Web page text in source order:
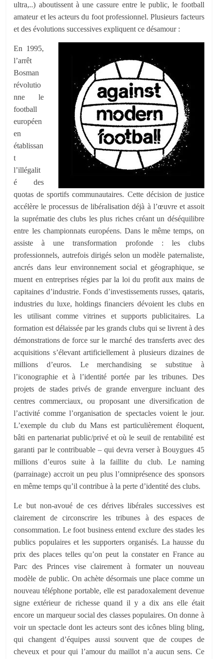
ultra,..) aboutissent à une cassure entre le public, le football
amateur et les acteurs du foot professionnel. Plusieurs facteurs
et des évolutions successives expliquent ce désamour :
En 1995,
l’arrêt
Bosman
révolutio
nne le
football
européen
en
établissan
t
l’illégalit
é des
quotas de sportifs communautaires. Cette décision de justice
accélère le processus de libéralisation déjà à l’œuvre et assoit
la suprématie des clubs les plus riches créant un déséquilibre
entre les championnats européens. Dans le même temps, on
assiste à une transformation profonde : les clubs
professionnels, autrefois dirigés selon un modèle paternaliste,
ancrés dans leur environnement social et géographique, se
muent en entreprises régies par la loi du profit aux mains de
capitaines d’industrie. Fonds d’investissements russes, qataris,
industries du luxe, holdings financiers dévoient les clubs en
les utilisant comme vitrines et supports publicitaires. La
formation est délaissée par les grands clubs qui se livrent à des
démonstrations de force sur le marché des transferts avec des
acquisitions s’élevant artificiellement à plusieurs dizaines de
millions d’euros. Le merchandising se substitue à
l’iconographie et à l’identité portée par les tribunes. Des
projets de stades privés de grande envergure incluant des
centres commerciaux, ou proposant une diversification de
l’activité comme l’organisation de spectacles voient le jour.
L’exemple du club du Mans est particulièrement éloquent,
bâti en partenariat public/privé et où le seuil de rentabilité est
garanti par le contribuable – qui devra verser à Bouygues 45
millions d’euros suite à la faillite du club. Le naming
(parrainage) accroit un peu plus l’omniprésence des sponsors
en même temps qu’il contribue à la perte d’identité des clubs.
Le but non-avoué de ces dérives libérales successives est
clairement de circonscrire les tribunes à des espaces de
consommation. Le foot business entend exclure des stades les
publics populaires et les supporters organisés. La hausse du
prix des places telles qu’on peut la constater en France au
Parc des Princes vise clairement à formater un nouveau
modèle de public. On achète désormais une place comme un
nouveau téléphone portable, elle est paradoxalement devenue
signe extérieur de richesse quand il y a dix ans elle était
encore un marqueur social des classes populaires. On donne à
voir un spectacle dont les acteurs sont des icônes bling bling,
qui changent d’équipes aussi souvent que de coupes de
cheveux et pour qui l’amour du maillot n’a aucun sens. Ce